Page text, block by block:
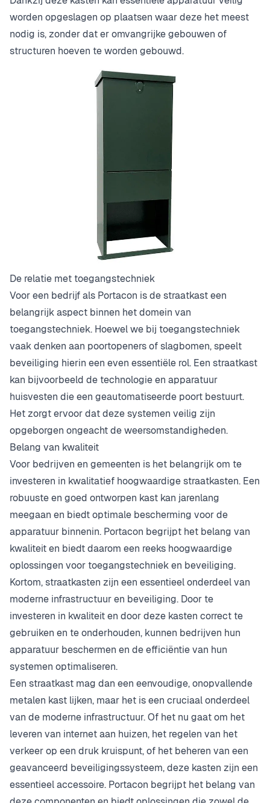
worden opgeslagen op plaatsen waar deze het meest
nodig is, zonder dat er omvangrijke gebouwen of
structuren hoeven te worden gebouwd.
De relatie met toegangstechniek
Voor een bedrijf als Portacon is de straatkast een
belangrijk aspect binnen het domein van
toegangstechniek. Hoewel we bij toegangstechniek
vaak denken aan poortopeners of slagbomen, speelt
beveiliging hierin een even essentiële rol. Een straatkast
kan bijvoorbeeld de technologie en apparatuur
huisvesten die een geautomatiseerde poort bestuurt.
Het zorgt ervoor dat deze systemen veilig zijn
opgeborgen ongeacht de weersomstandigheden.
Belang van kwaliteit
Voor bedrijven en gemeenten is het belangrijk om te
investeren in kwalitatief hoogwaardige straatkasten. Een
robuuste en goed ontworpen kast kan jarenlang
meegaan en biedt optimale bescherming voor de
apparatuur binnenin. Portacon begrijpt het belang van
kwaliteit en biedt daarom een reeks hoogwaardige
oplossingen voor toegangstechniek en beveiliging.
Kortom, straatkasten zijn een essentieel onderdeel van
moderne infrastructuur en beveiliging. Door te
investeren in kwaliteit en door deze kasten correct te
gebruiken en te onderhouden, kunnen bedrijven hun
apparatuur beschermen en de efficiëntie van hun
systemen optimaliseren.
Een straatkast mag dan een eenvoudige, onopvallende
metalen kast lijken, maar het is een cruciaal onderdeel
van de moderne infrastructuur. Of het nu gaat om het
leveren van internet aan huizen, het regelen van het
verkeer op een druk kruispunt, of het beheren van een
geavanceerd beveiligingssysteem, deze kasten zijn een
essentieel accessoire. Portacon begrijpt het belang van